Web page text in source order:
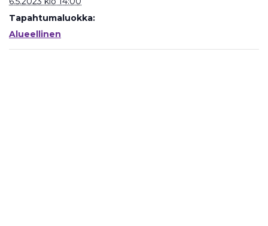
Tapahtumaluokka:
Alueellinen